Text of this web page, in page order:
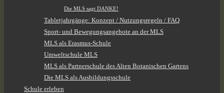
Die MLS sagt DANKE!
Tabletjahrgänge: Konzept / Nutzungsregeln / FAQ
Sport- und Bewegungsangebote an der MLS
MLS als Erasmus-Schule
Umweltschule MLS
MLS als Partnerschule des Alten Botanischen Gartens
Die MLS als Ausbildungsschule
Schule erleben